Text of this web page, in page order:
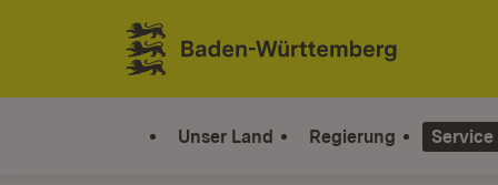
Zum Inhalt springen
Link zur Startseite
Unser Land Regierung Service